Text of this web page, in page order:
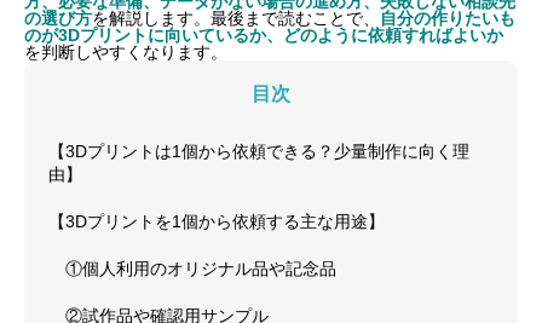
の選び方を解説します。最後まで読むことで、
自分の作りたいも
のが3Dプリントに向いているか、どのように依頼すればよいか
を判断しやすくなります。
目次
【3Dプリントは1個から依頼できる？少量制作に向く理
由】
【3Dプリントを1個から依頼する主な用途】
①個人利用のオリジナル品や記念品
②試作品や確認用サンプル